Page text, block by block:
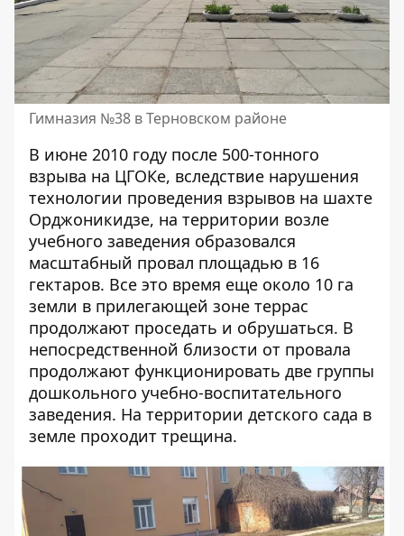
Гимназия №38 в Терновском районе
В июне 2010 году после 500-тонного
взрыва на ЦГОКе, вследствие нарушения
технологии проведения взрывов на шахте
Орджоникидзе, на территории возле
учебного заведения образовался
масштабный провал площадью в 16
гектаров. Все это время еще около 10 га
земли в прилегающей зоне террас
продолжают проседать и обрушаться. В
непосредственной близости от провала
продолжают функционировать две группы
дошкольного учебно-воспитательного
заведения. На территории детского сада в
земле проходит трещина.